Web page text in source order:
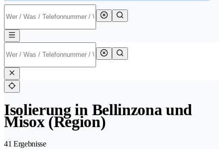
Isolierung in Bellinzona und
Misox (Region)
41 Ergebnisse